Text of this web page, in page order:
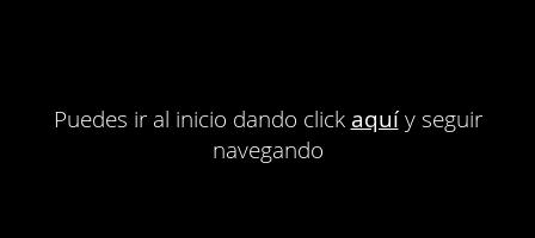
Puedes ir al inicio dando click aquíy seguir
navegando